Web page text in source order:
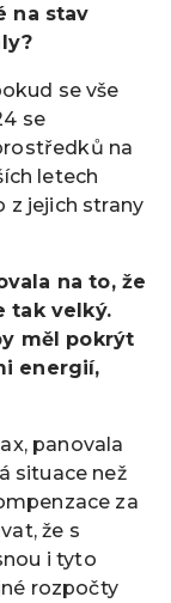
na stav
se vše
se
na
letech
z jejich strany
na to, že
tak velký.
měl pokrýt
energií,
panovala
situace než
za
že s
i tyto
rozpočty